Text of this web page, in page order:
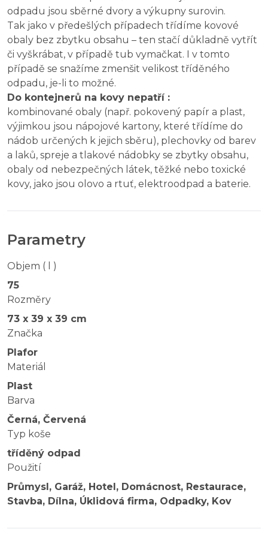
odpadu jsou sběrné dvory a výkupny surovin.
Tak jako v předešlých případech třídíme kovové
obaly bez zbytku obsahu – ten stačí důkladně vytřít
či vyškrábat, v případě tub vymačkat. I v tomto
případě se snažíme zmenšit velikost tříděného
odpadu, je-li to možné.
Do kontejnerů na kovy nepatří :
kombinované obaly (např. pokovený papír a plast,
výjimkou jsou nápojové kartony, které třídíme do
nádob určených k jejich sběru), plechovky od barev
a laků, spreje a tlakové nádobky se zbytky obsahu,
obaly od nebezpečných látek, těžké nebo toxické
kovy, jako jsou olovo a rtuť, elektroodpad a baterie.
Parametry
Objem ( l )
75
Rozměry
73 x 39 x 39 cm
Značka
Plafor
Materiál
Plast
Barva
Černá, Červená
Typ koše
tříděný odpad
Použití
Průmysl, Garáž, Hotel, Domácnost, Restaurace,
Stavba, Dílna, Úklidová firma, Odpadky, Kov